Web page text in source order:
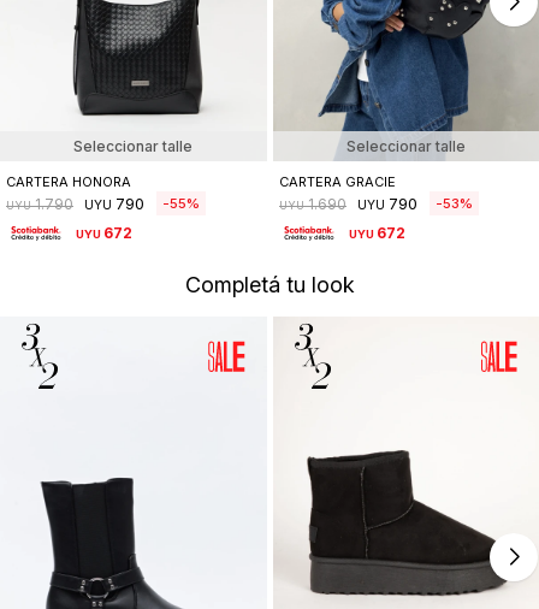
Seleccionar talle
CARTERA HONORA
UYU 1.790 UYU 790 55
UYU 672
Seleccionar talle
CARTERA GRACIE
UYU 1.690 UYU 790 53
UYU 672
Completá tu look